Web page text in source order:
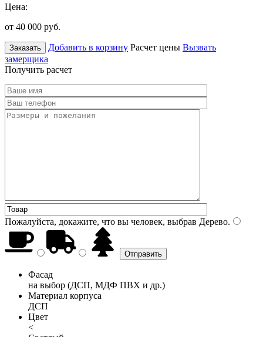
Цена:
от 40 000 руб.
Заказать Добавить в корзину Расчет цены Вызвать
замерщика
Получить расчет
Пожалуйста, докажите, что вы человек, выбрав Дерево.
Фасад
на выбор (ДСП, МДФ ПВХ и др.)
Материал корпуса
ДСП
Цвет
<